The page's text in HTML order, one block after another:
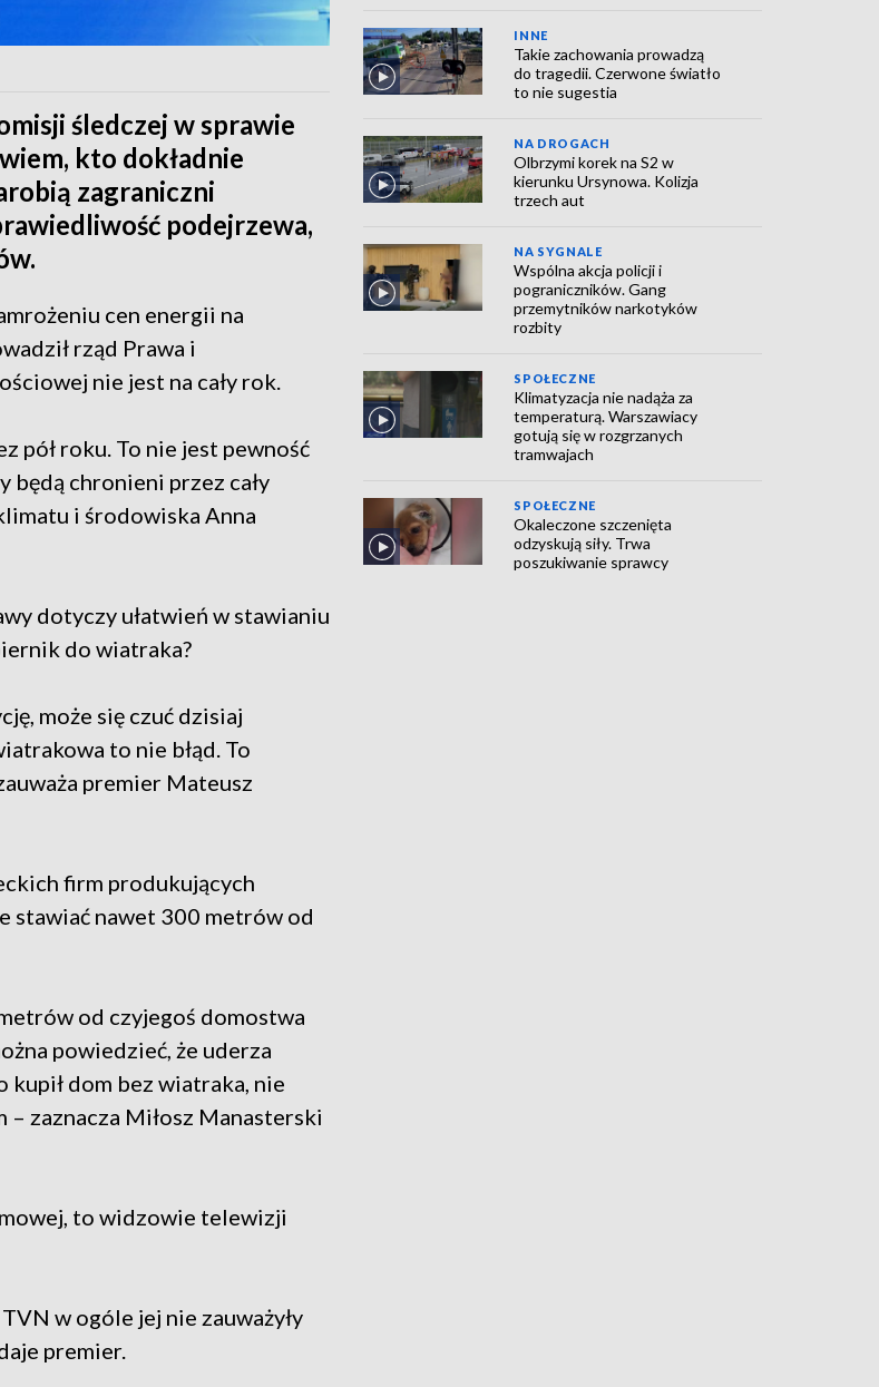
śledczej w sprawie
kto dokładnie
zagraniczni
podejrzewa,
cen energii na
rząd Prawa i
nie jest na cały rok.
pół roku. To nie jest pewność
będą chronieni przez cały
i środowiska Anna
dotyczy ułatwień w stawianiu
do wiatraka?
może się czuć dzisiaj
to nie błąd. To
premier Mateusz
firm produkujących
stawiać nawet 300 metrów od
od czyjegoś domostwa
powiedzieć, że uderza
dom bez wiatraka, nie
zaznacza Miłosz Manasterski
to widzowie telewizji
w ogóle jej nie zauważyły
premier.
INNE
Takie zachowania prowadzą
do tragedii. Czerwone światło
to nie sugestia
NA DROGACH
Olbrzymi korek na S2 w
kierunku Ursynowa. Kolizja
trzech aut
NA SYGNALE
Wspólna akcja policji i
pograniczników. Gang
przemytników narkotyków
rozbity
SPOŁECZNE
Klimatyzacja nie nadąża za
temperaturą. Warszawiacy
gotują się w rozgrzanych
tramwajach
SPOŁECZNE
Okaleczone szczenięta
odzyskują siły. Trwa
poszukiwanie sprawcy